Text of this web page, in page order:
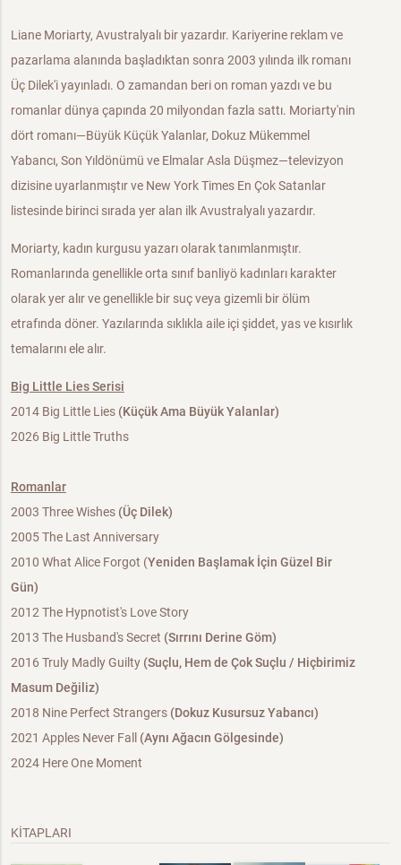
Liane Moriarty, Avustralyalı bir yazardır. Kariyerine reklam ve
pazarlama alanında başladıktan sonra 2003 yılında ilk romanı
Üç Dilek'i yayınladı. O zamandan beri on roman yazdı ve bu
romanlar dünya çapında 20 milyondan fazla sattı. Moriarty'nin
dört romanı—Büyük Küçük Yalanlar, Dokuz Mükemmel
Yabancı, Son Yıldönümü ve Elmalar Asla Düşmez—televizyon
dizisine uyarlanmıştır ve New York Times En Çok Satanlar
listesinde birinci sırada yer alan ilk Avustralyalı yazardır.
Moriarty, kadın kurgusu yazarı olarak tanımlanmıştır.
Romanlarında genellikle orta sınıf banliyö kadınları karakter
olarak yer alır ve genellikle bir suç veya gizemli bir ölüm
etrafında döner. Yazılarında sıklıkla aile içi şiddet, yas ve kısırlık
temalarını ele alır.
Big Little Lies Serisi
2014 Big Little Lies (Küçük Ama Büyük Yalanlar)
2026 Big Little Truths
Romanlar
2003 Three Wishes(Üç Dilek)
2005 The Last Anniversary
2010 What Alice Forgot (Yeniden Başlamak İçin Güzel Bir
Gün)
2012 The Hypnotist's Love Story
2013 The Husband's Secret (Sırrını Derine Göm)
2016 Truly Madly Guilty (Suçlu, Hem de Çok Suçlu / Hiçbirimiz
Masum Değiliz)
2018 Nine Perfect Strangers (Dokuz Kusursuz Yabancı)
2021 Apples Never Fall
(Aynı Ağacın Gölgesinde)
2024 Here One Moment
KİTAPLARI